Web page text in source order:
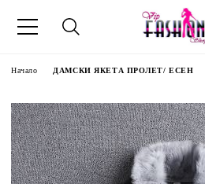
Начало ДАМСКИ ЯКЕТА ПРОЛЕТ/ ЕСЕН